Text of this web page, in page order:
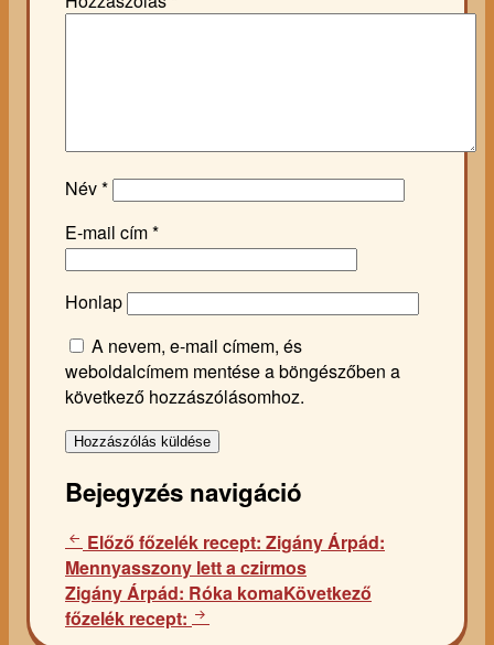
Név*
E-mail cím*
Honlap
A nevem, e-mail címem, és
weboldalcímem mentése a böngészőben a
következő hozzászólásomhoz.
Bejegyzés navigáció
Előző főzelék recept: Zigány Árpád:
Mennyasszony lett a czirmos
Zigány Árpád: Róka komaKövetkező
főzelék recept: